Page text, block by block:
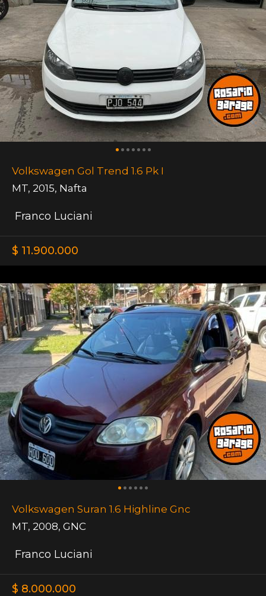
Volkswagen Gol Trend 1.6 Pk I
MT, 2015, Nafta
Franco Luciani
$ 11.900.000
Volkswagen Suran 1.6 Highline Gnc
MT, 2008, GNC
Franco Luciani
$ 8.000.000